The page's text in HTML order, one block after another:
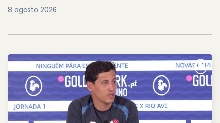
8 agosto 2026